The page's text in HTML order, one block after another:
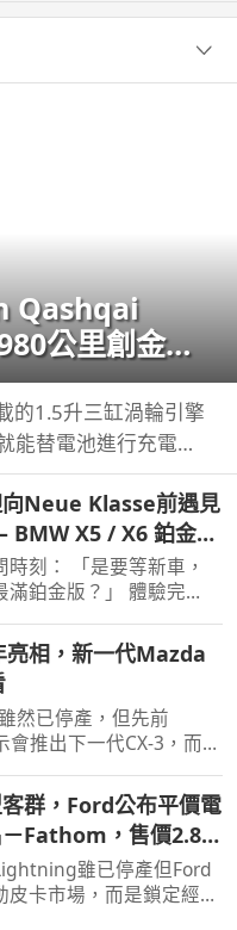
Qashqai
公里創金氏
的1.5升三缸渦輪引擎
能替電池進行充電直
擁有高效的里程表
駛里程最高金氏世界
向Neue Klasse前遇見
BMW X5 / X6 鉑金版
刻： 「是要等新車，
滿鉑金版？」 體驗完
鉑金版，選擇困難如我，
壯答案。
亮相，新一代Mazda
然已停產，但先前
會推出下一代CX-3，而就
群，Ford公布平價電
Fathom，售價2.8萬
雖已停產但Ford
皮卡市場，而是鎖定經濟